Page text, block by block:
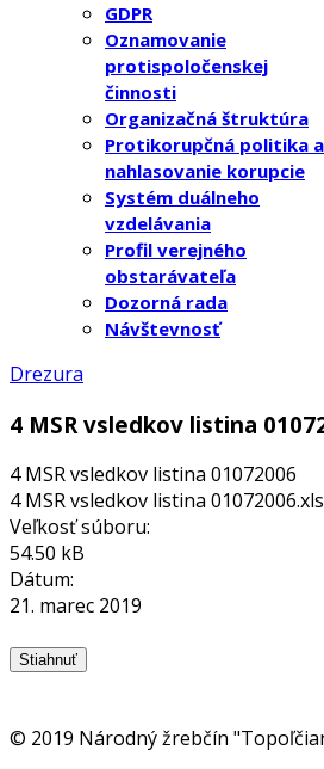
GDPR
Oznamovanie
protispoločenskej
činnosti
Organizačná štruktúra
Protikorupčná politika a
nahlasovanie korupcie
Systém duálneho
vzdelávania
Profil verejného
obstarávateľa
Dozorná rada
Návštevnosť
Drezura
4 MSR vsledkov listina
4 MSR vsledkov listina 01072006
4 MSR vsledkov listina 01072006.xls
Veľkosť súboru:
54.50 kB
Dátum:
21. marec 2019
© 2019 Národný žrebčín